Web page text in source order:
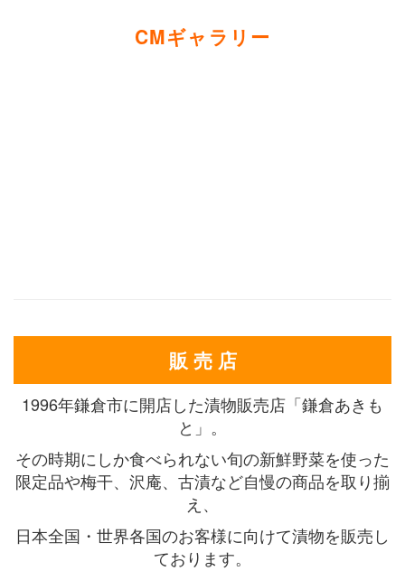
CMギャラリー
販 売 店
1996年鎌倉市に開店した漬物販売店「鎌倉あきも
と」。
その時期にしか食べられない旬の新鮮野菜を使った
限定品や梅干、沢庵、古漬など自慢の商品を取り揃
え、
日本全国・世界各国のお客様に向けて漬物を販売し
ております。